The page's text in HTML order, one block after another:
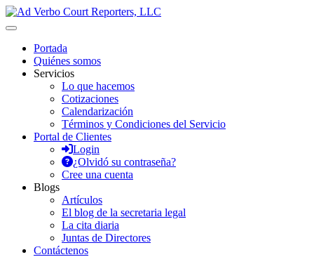
Saltar
al
Ad Verbo Court Reporters, LLC
en Puerto Rico, para transcripciones para el Tribunal de
Apelaciones, deposiciones, vistas administrativas, preparación de
minutas, arbitrajes, reuniones y asambleas.
Portada
Quiénes somos
Servicios
Lo que hacemos
Cotizaciones
Calendarización
Términos y Condiciones del Servicio
Portal de Clientes
Login
¿Olvidó su contraseña?
Cree una cuenta
Blogs
Artículos
El blog de la secretaria legal
La cita diaria
Juntas de Directores
Contáctenos